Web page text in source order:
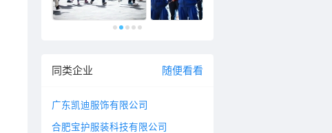
同类企业 随便看看
广东凯迪服饰有限公司
合肥宝护服装科技有限公司